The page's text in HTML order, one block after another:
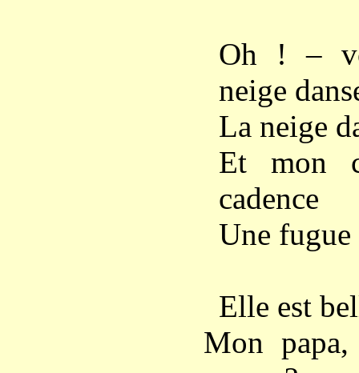
Oh ! –
neige
La neige
Et mon
cadence
Une fugue
Elle est
Mon